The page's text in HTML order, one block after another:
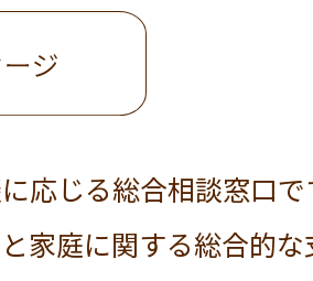
応じる総合相談窓口
庭に関する総合的な